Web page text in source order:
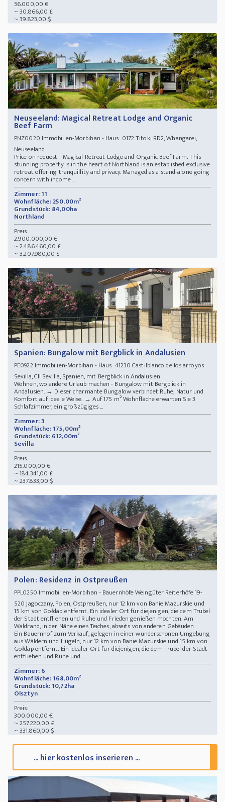
36.000,00 €
~ 30.866,00 £
~ 39.823,00 $
Neuseeland: Magical Retreat Lodge and Organic
Beef Farm
PNZ0020 Immobilien-Morbihan - Haus 0172 Titoki RD2, Whangarei,
Neuseeland
Price on request - Magical Retreat Lodge and Organic Beef Farm. This
stunning property is in the heart of Northland is an established exclusive
retreat offering tranquillity and privacy. Managed as a stand-alone going
concern with income ...
Zimmer: 11
Wohnfläche: 250,00m²
Grundstück: 84,00ha
Northland
Preis:
2.900.000,00 €
~ 2.486.460,00 £
~ 3.207.980,00 $
Spanien: Bungalow mit Bergblick in Andalusien
PE0922Immobilien-Morbihan - Haus 41230 Castilblanco de los arroyos
Sevilla, Cll Sevilla, Spanien, mit Bergblick in Andalusien
Wohnen, wo andere Urlaub machen - Bungalow mit Bergblick in
Andalusien. → Dieser charmante Bungalow verbindet Ruhe, Natur und
Komfort auf ideale Weise. → Auf 175 m² Wohnfläche erwarten Sie 3
Schlafzimmer, ein großzügiges ...
Zimmer: 3
Wohnfläche: 175,00m²
Grundstück: 612,00m²
Sevilla
Preis:
215.000,00 €
~ 184.341,00 £
~ 237.833,00 $
Polen: Residenz in Ostpreußen
PPL0250 Immobilien-Morbihan - Bauernhöfe Weingüter Reiterhöfe 19-
520 Jagoczany, Polen, Ostpreußen, nur 12 km von Banie Mazurskie und
15 km von Gołdap entfernt. Ein idealer Ort für diejenigen, die dem Trubel
der Stadt entfliehen und Ruhe und Frieden genießen möchten. Am
Waldrand, in der Nähe eines Teiches, abseits von anderen Gebäuden
Ein Bauernhof zum Verkauf, gelegen in einer wunderschönen Umgebung
aus Wäldern und Hügeln, nur 12 km von Banie Mazurskie und 15 km von
Gołdap entfernt. Ein idealer Ort für diejenigen, die dem Trubel der Stadt
entfliehen und Ruhe und ...
Zimmer: 6
Wohnfläche: 168,00m²
Grundstück: 10,72ha
Olsztyn
Preis:
300.000,00 €
~ 257.220,00 £
~ 331.860,00 $
... hier kostenlos inserieren ...